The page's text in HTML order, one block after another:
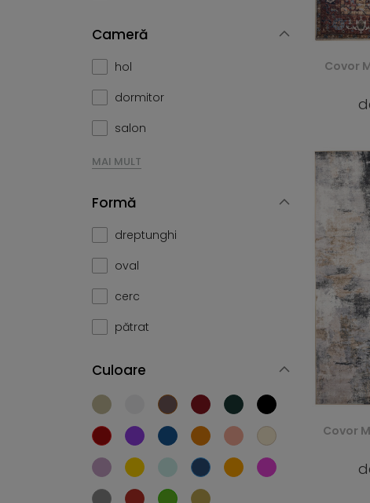
Cameră
hol
dormitor
salon
MAI MULT
Formă
dreptunghi
oval
cerc
pătrat
Culoare
Covor
Covor